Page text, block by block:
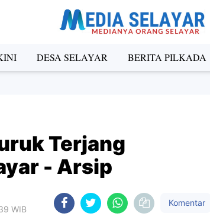
DESA SELAYAR BERITA PILKADA
Terjang
- Arsip
WIB
Komentar